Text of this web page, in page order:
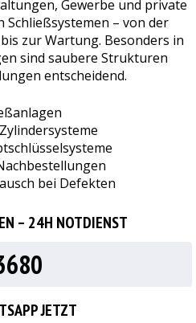
Gewerbe und private
– von der
zur Wartung. Besonders in
sind saubere Strukturen
entscheidend.
bei Defekten
– 24H NOTDIENST
JETZT